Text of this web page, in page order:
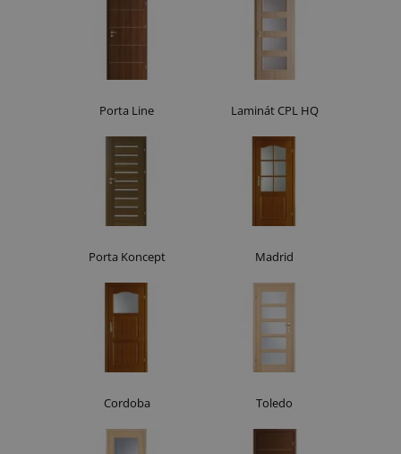
Porta Line Laminát CPL HQ
Porta Koncept Madrid
Cordoba Toledo